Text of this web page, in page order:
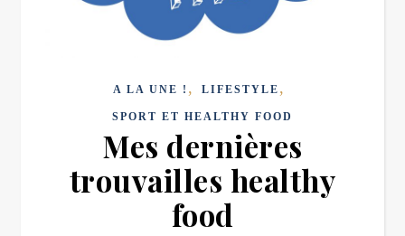
A LA UNE ! , LIFESTYLE ,
SPORT ET HEALTHY FOOD
Mes dernières
trouvailles healthy
food